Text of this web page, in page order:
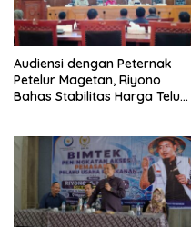
Audiensi dengan Peternak
Petelur Magetan, Riyono
Bahas Stabilitas Harga Telur